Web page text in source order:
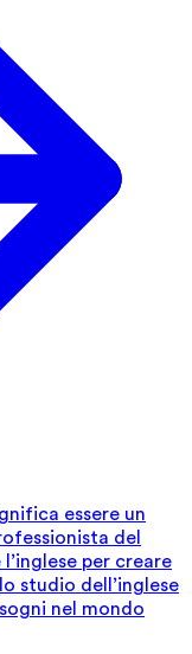
essere un
del
per creare
studio dell’inglese
nel mondo